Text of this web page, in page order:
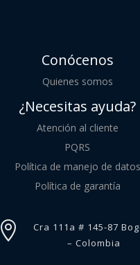
Conócenos
Quienes somos
¿Necesitas ayuda?
Atención al cliente
PQRS
Política de manejo de datos
Política de garantía

Cra 111a # 145-87
– Colombia